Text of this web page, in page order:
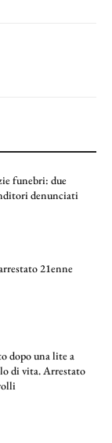
funebri: due
denunciati
21enne
dopo una lite a
di vita. Arrestato